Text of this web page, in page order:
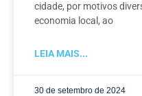
cidade, por motivos
economia local, ao
LEIA MAIS...
30 de setembro de 2024